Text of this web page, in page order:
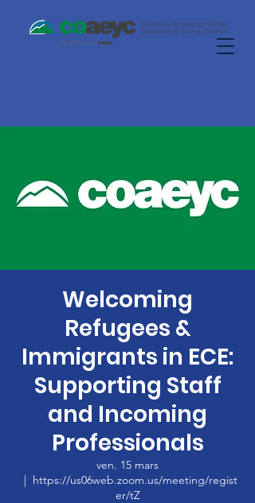
Welcoming
Refugees &
Immigrants in ECE:
Supporting Staff
and Incoming
Professionals
ven. 15 mars
  |
https://us06web.zoom.us/meeting/regist
er/tZ